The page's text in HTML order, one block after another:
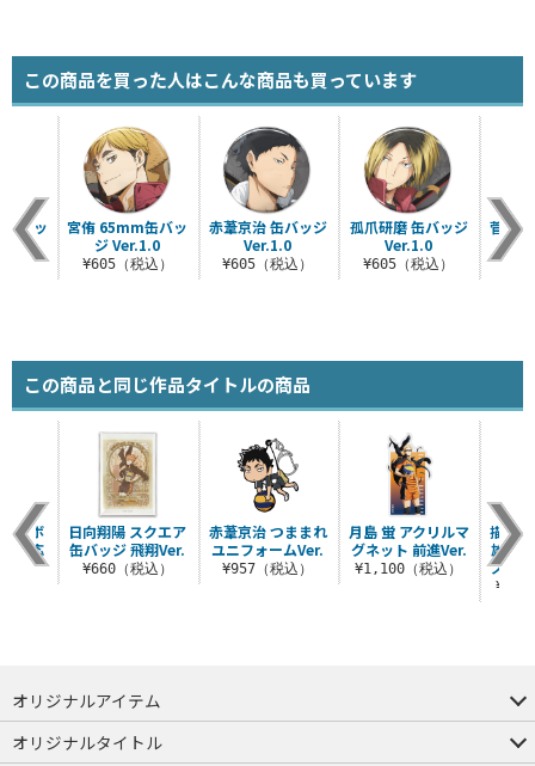
この商品を買った人はこんな商品も買っています
赤葦京治 缶バッジ
Ver.1.0
¥605（税込）
孤爪研磨 缶バッジ
Ver.1.0
¥605（税込）
菅原
バッ
込）
宮侑 65mm缶バッ
ジ Ver.1.0
¥605（税込）
この商品と同じ作品タイトルの商品
赤葦京治 つままれ
ユニフォームVer.
¥957（税込）
月島 蛍 アクリルマ
グネット 前進Ver.
¥1,100（税込）
描き
雄 ア
スタ
ーボ
」応
ツ
日向翔陽 スクエア
缶バッジ 飛翔Ver.
¥660（税込）
オリジナルアイテム
つままれ
つかまれ
ピョコッテ
オリジナルタイトル